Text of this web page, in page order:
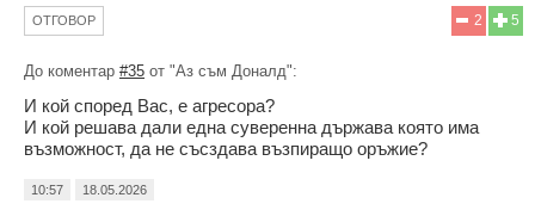
5
2
ОТГОВОР
До коментар #35 от "Аз съм Доналд":
И кой според Вас, е агресора?
И кой решава дали една суверенна държава която има
възможност, да не съсздава възпиращо оръжие?
10:57 18.05.2026